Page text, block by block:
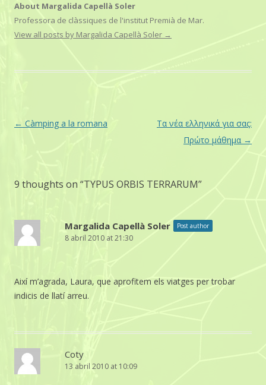
About Margalida Capellà Soler
Professora de clàssiques de l'institut Premià de Mar.
View all posts by Margalida Capellà Soler →
Post
← Càmping a la romana
Τα νέα ελληνικά για σας:
Πρώτο μάθημα →
9 thoughts on “TYPUS ORBIS TERRARUM”
Margalida Capellà Soler Post author
8 abril 2010 at 21:30
Així m’agrada, Laura, que aprofitem els viatges per trobar
indicis de llatí arreu.
Coty
13 abril 2010 at 10:09